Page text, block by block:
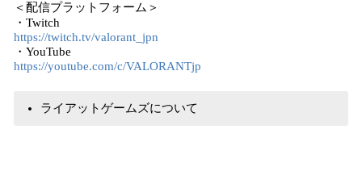
＜配信プラットフォーム＞
・Twitch
https://twitch.tv/valorant_jpn
・YouTube
https://youtube.com/c/VALORANTjp
ライアットゲームズについて